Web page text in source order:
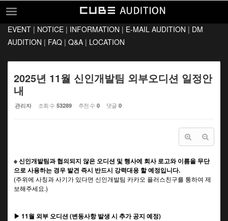
EVENT
INFORMATION
E-MAIL AUDITION
DM AUDITION
LOCATION
EVENT | NOTICE | INFORMATION | E-MAIL AUDITION | DM
AUDITION | FAQ | Q&A | LOCATION
2025년 11월 신인개발팀 외부오디션 일정안
내
관리자 조회 수 53289 추천 수 0 댓글 0
※ 신인개발팀과 협의되지 않은 오디션 및 행사에 회사 로고와 이름을 무단
으로 사용하는 경우 발견 즉시 반드시 강력대응 할 예정입니다.
(주위에 사칭과 사기가 있다면 신인개발팀 카카오 플러스친구를 통하여 제
보해주세요.)
▶ 11월 외부 오디션 (변동사항 발생 시 추가 공지 예정)